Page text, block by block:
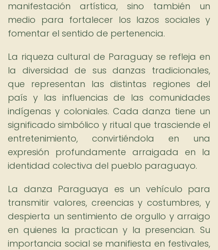
manifestación artística, sino también un
medio para fortalecer los lazos sociales y
fomentar el sentido de pertenencia.
La riqueza cultural de Paraguay se refleja en
la diversidad de sus danzas tradicionales,
que representan las distintas regiones del
país y las influencias de las comunidades
indígenas y coloniales. Cada danza tiene un
significado simbólico y ritual que trasciende el
entretenimiento, convirtiéndola en una
expresión profundamente arraigada en la
identidad colectiva del pueblo paraguayo.
La danza Paraguaya es un vehículo para
transmitir valores, creencias y costumbres, y
despierta un sentimiento de orgullo y arraigo
en quienes la practican y la presencian. Su
importancia social se manifiesta en festivales,